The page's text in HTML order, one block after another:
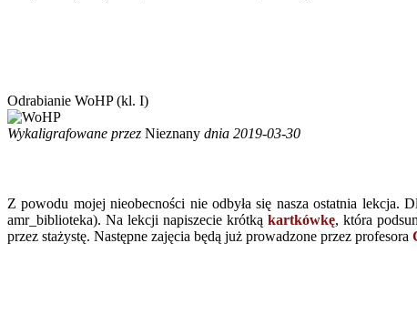
Odrabianie WoHP (kl. I)
Wykaligrafowane przez Nieznany dnia 2019-03-30
Z powodu mojej nieobecności nie odbyła się nasza ostatnia lekcja.
amr_biblioteka). Na lekcji napiszecie krótkąkartkówkę, która
przez stażystę. Następne zajęcia będą już prowadzone przez profesora